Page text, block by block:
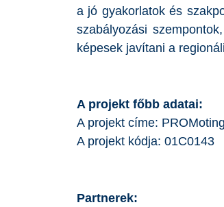
a jó gyakorlatok és
szabályozási
képesek javítani a
A projekt főbb adatai:
A projekt címe:
A projekt kódja: 01C0143
Partnerek: